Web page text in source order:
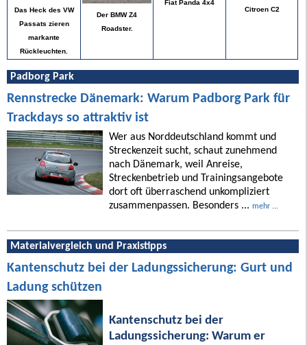
Das Heck des VW
Passats zieren
markante
Rückleuchten.
Der BMW Z4
Roadster.
Fiat Panda 4x4
Citroen C2
Padborg Park
Rennstrecke Dänemark: Warum Padborg Park für
Trackdays so attraktiv ist
Wer aus Norddeutschland kommt und
Streckenzeit sucht, schaut zunehmend
nach Dänemark, weil Anreise,
Streckenbetrieb und Trainingsangebote
dort oft überraschend unkompliziert
zusammenpassen. Besonders ... mehr ...
Materialvergleich und Praxistipps
Kantenschutz bei der Ladungssicherung: Gurt und
Ladung schützen
Kantenschutz bei der
Ladungssicherung: Warum er